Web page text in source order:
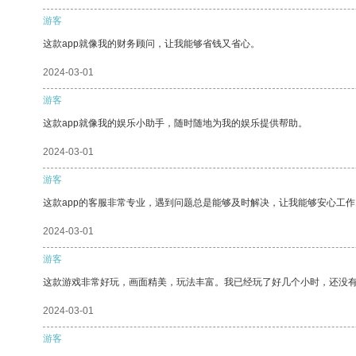
游客
这款app就像我的财务顾问，让我能够省钱又省心。
2024-03-01
游客
这款app就像我的娱乐小助手，随时随地为我的娱乐提供帮助。
2024-03-01
游客
这款app的客服非常专业，遇到问题总是能够及时解决，让我能够安心工作
2024-03-01
游客
这款游戏非常好玩，画面精美，玩法丰富。我已经玩了好几个小时，还没有
2024-03-01
游客